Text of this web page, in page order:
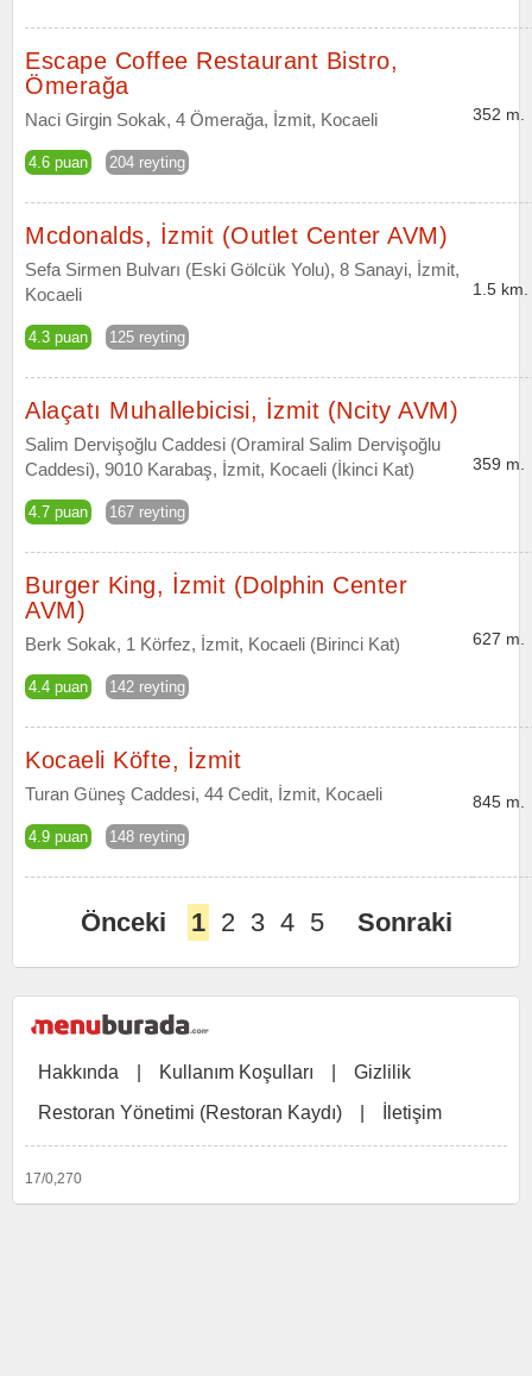
Escape Coffee Restaurant Bistro,
Ömerağa
Naci Girgin Sokak, 4 Ömerağa, İzmit, Kocaeli
4.6 puan 204 reyting
352 m.
Mcdonalds, İzmit (Outlet Center AVM)
Sefa Sirmen Bulvarı (Eski Gölcük Yolu), 8 Sanayi, İzmit,
Kocaeli
4.3 puan 125 reyting
1.5 km.
Alaçatı Muhallebicisi, İzmit (Ncity AVM)
Salim Dervişoğlu Caddesi (Oramiral Salim Dervişoğlu
Caddesi), 9010 Karabaş, İzmit, Kocaeli (İkinci Kat)
4.7 puan 167 reyting
359 m.
Burger King, İzmit (Dolphin Center
AVM)
Berk Sokak, 1 Körfez, İzmit, Kocaeli (Birinci Kat)
4.4 puan 142 reyting
627 m.
Kocaeli Köfte, İzmit
Turan Güneş Caddesi, 44 Cedit, İzmit, Kocaeli
4.9 puan 148 reyting
845 m.
Önceki 1 2 3 4 5 Sonraki
Hakkında Kullanım Koşulları
Gizlilik
Restoran Yönetimi (Restoran Kaydı)
İletişim
17/0,270